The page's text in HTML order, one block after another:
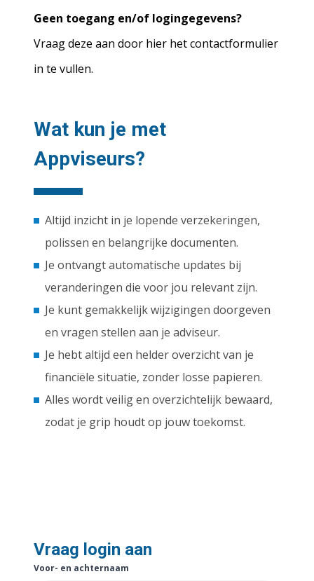
Geen toegang en/of logingegevens?
Vraag deze aan door hier het contactformulier
in te vullen.
Wat kun je met
Appviseurs?
Altijd inzicht in je lopende verzekeringen,
polissen en belangrijke documenten.
Je ontvangt automatische updates bij
veranderingen die voor jou relevant zijn.
Je kunt gemakkelijk wijzigingen doorgeven
en vragen stellen aan je adviseur.
Je hebt altijd een helder overzicht van je
financiële situatie, zonder losse papieren.
Alles wordt veilig en overzichtelijk bewaard,
zodat je grip houdt op jouw toekomst.
Vraag login aan
Voor- en achternaam